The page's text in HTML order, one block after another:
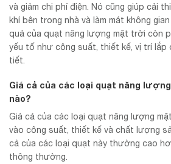
và giảm chi phí điện. Nó cũng giúp cải
khí bên trong nhà và làm mát không
quả của quạt năng lượng mặt trời còn
yếu tố như công suất, thiết kế, vị trí lắp
tiết.
Giá cả của các loại quạt năng
nào?
Giá cả của các loại quạt năng lượng
vào công suất, thiết kế và chất lượng
cả của các loại quạt này thường cao
thông thường.